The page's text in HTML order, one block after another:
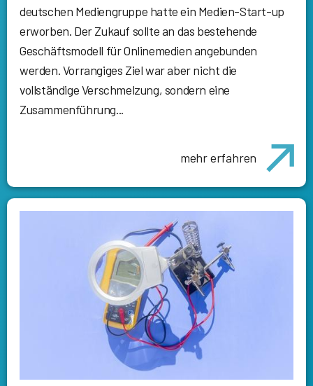
deutschen Mediengruppe hatte ein Medien-Start-up
erworben. Der Zukauf sollte an das bestehende
Geschäftsmodell für Onlinemedien angebunden
werden. Vorrangiges Ziel war aber nicht die
vollständige Verschmelzung, sondern eine
Zusammenführung...
mehr erfahren